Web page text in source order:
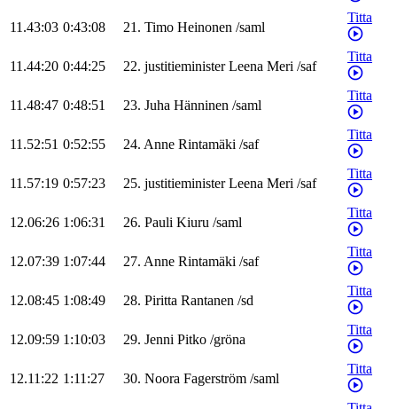
11.43:03 0:43:08 21. Timo Heinonen /saml
Titta
11.44:20 0:44:25 22. justitieminister Leena Meri /saf
Titta
11.48:47 0:48:51 23. Juha Hänninen /saml
Titta
11.52:51 0:52:55 24. Anne Rintamäki /saf
Titta
11.57:19 0:57:23 25. justitieminister Leena Meri /saf
Titta
12.06:26 1:06:31 26. Pauli Kiuru /saml
Titta
12.07:39 1:07:44 27. Anne Rintamäki /saf
Titta
12.08:45 1:08:49 28. Piritta Rantanen /sd
Titta
12.09:59 1:10:03 29. Jenni Pitko /gröna
Titta
12.11:22 1:11:27 30. Noora Fagerström /saml
Titta